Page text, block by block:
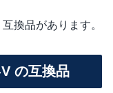
換品があります。
の互換品